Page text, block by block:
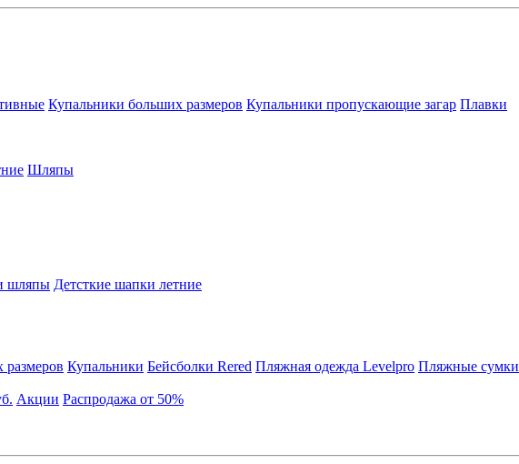
Купальники больших размеров Купальники пропускающие загар Плавки
Шляпы
шляпы Детсткие шапки летние
Купальники Бейсболки Rered Пляжная одежда Levelpro Пляжные сумки
Акции Распродажа от 50%